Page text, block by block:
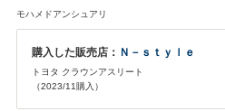
モハメドアンシュアリ
購入した販売店： Ｎ－ｓｔｙｌｅ
トヨタ クラウンアスリート
（2023/11購入）